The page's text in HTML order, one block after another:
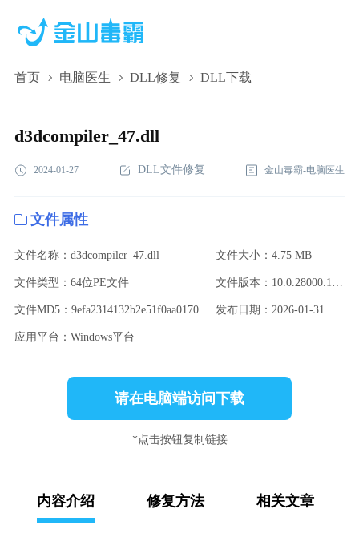
首页 电脑医生 DLL修复 DLL下载
d3dcompiler_47.dll,d3dcompiler_47.dll下载,d3dcompiler_47.dll修
d3dcompiler_47.dll
2024-01-27 DLL文件修复 金山毒霸-电脑医生
文件属性
文件名称：d3dcompiler_47.dll 文件大小：4.75 MB
文件类型：64位PE文件 文件版本：10.0.28000.1495 (WinBuild.160101.0800)
文件MD5：9efa2314132b2e51f0aa0170b55b22ed 发布日期：2026-01-31
应用平台：Windows平台
请在电脑端访问下载
*点击按钮复制链接
内容介绍 修复方法 相关文章